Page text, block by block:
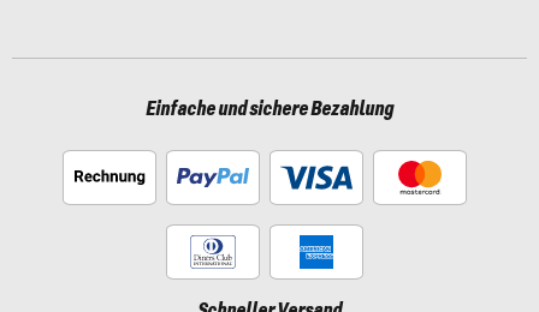
Einfache und sichere Bezahlung